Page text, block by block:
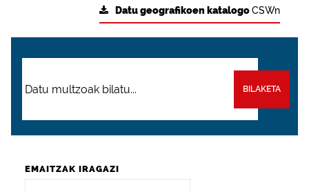
Datu geografikoen katalogoCSWn
BILAKETA
EMAITZAK IRAGAZI